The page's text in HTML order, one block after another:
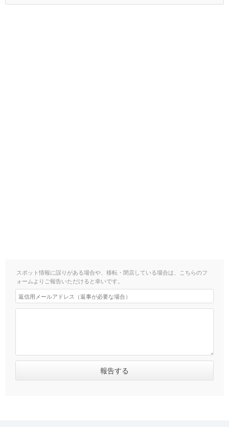
スポット情報に誤りがある場合や、移転・閉店している場合は、こちらのフ
ォームよりご報告いただけると幸いです。